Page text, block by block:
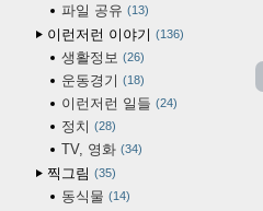
파일 공유 13
이런저런 이야기 136
생활정보 26
운동경기 18
이런저런 일들 24
정치 28
TV, 영화 34
찍그림 35
동식물 14